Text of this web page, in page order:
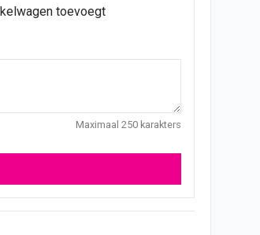
toevoegt
Maximaal 250 karakters